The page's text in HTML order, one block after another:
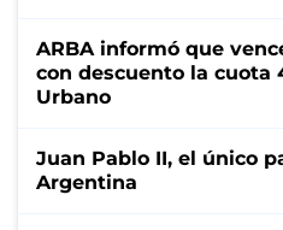
ARBA informó que
con descuento la cuota
Urbano
Juan Pablo II, el único
Argentina